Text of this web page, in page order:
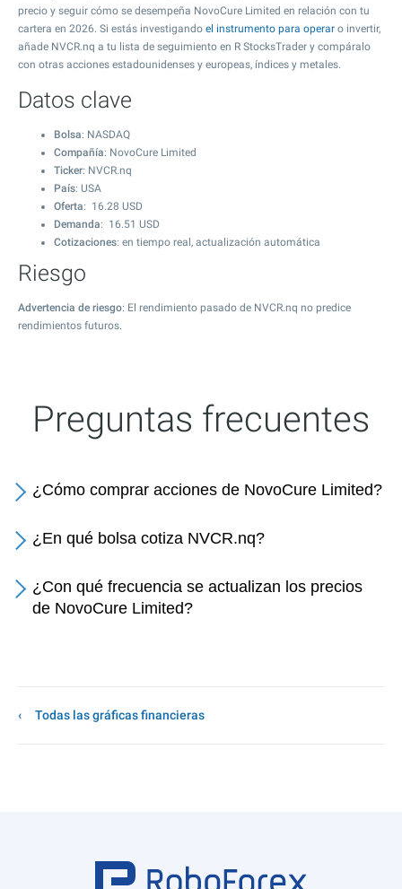
precio y seguir cómo se desempeña NovoCure Limited en relación con tu
cartera en 2026. Si estás investigando el instrumento para operar o invertir,
añade NVCR.nq a tu lista de seguimiento en R StocksTrader y compáralo
con otras acciones estadounidenses y europeas, índices y metales.
Datos clave
Bolsa: NASDAQ
Compañía: NovoCure Limited
Ticker: NVCR.nq
País: USA
Oferta: 16.28 USD
Demanda: 16.51 USD
Cotizaciones: en tiempo real, actualización automática
Riesgo
Advertencia de riesgo: El rendimiento pasado de NVCR.nq no predice
rendimientos futuros.
Preguntas frecuentes
¿Cómo comprar acciones de NovoCure Limited?
¿En qué bolsa cotiza NVCR.nq?
¿Con qué frecuencia se actualizan los precios
de NovoCure Limited?
Todas las gráficas financieras